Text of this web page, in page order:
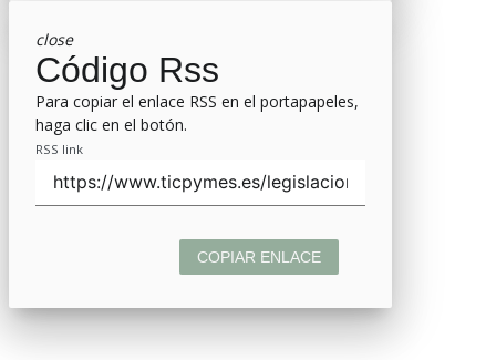
close
Código Rss
Para copiar el enlace RSS en el portapapeles,
haga clic en el botón.
RSS link
COPIAR ENLACE